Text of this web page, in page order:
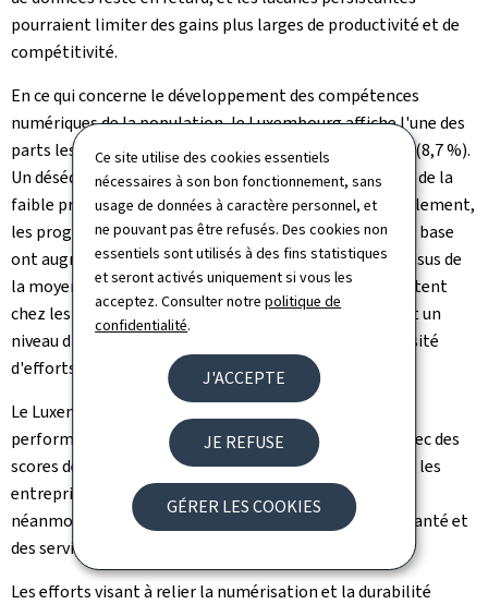
Ce site utilise des cookies essentiels
nécessaires à son bon fonctionnement, sans
usage de données à caractère personnel, et
ne pouvant pas être refusés. Des cookies non
essentiels sont utilisés à des fins statistiques
et seront activés uniquement si vous les
acceptez. Consulter notrepolitique de
confidentialité.
J'ACCEPTE
JE REFUSE
GÉRER LES COOKIES
pourraient limiter des gains plus larges de productivité et de
compétitivité.
En ce qui concerne le développement des compétences
numériques de la population, le Luxembourg affiche l'une des
parts les plus élevées de spécialistes des TIC dans l'UE (8,7 %).
Un déséquilibre structurel subsiste toutefois en raison de la
faible proportion de femmes dans ces métiers. Parallèlement,
les progrès en matière de compétences numériques de base
ont augmenté (de 60,1 % à 62,4 %), légèrement au-dessus de
la moyenne de l'UE (60,4 %), mais des disparités persistent
chez les populations plus âgées et les personnes ayant un
niveau d'éducation plus faible, ce qui souligne la nécessité
d'efforts ciblés continus.
Le Luxembourg continue de faire preuve de solides
performances dans les services publics numériques (avec des
scores de 94,7/100 pour les citoyens et de 100/100 pour les
entreprises). Des marges d'amélioration subsistent
néanmoins tant dans la numérisation des services de santé et
des services judiciaires.
Les efforts visant à relier la numérisation et la durabilité